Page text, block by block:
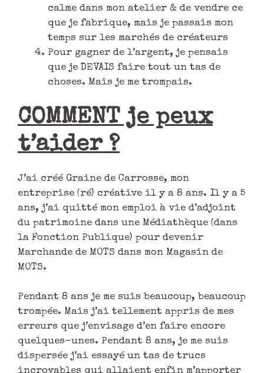
calme dans mon atelier & de vendre ce
que je fabrique, mais je passais mon
temps sur les marchés de créateurs
Pour gagner de l’argent, je pensais
que je DEVAIS faire tout un tas de
choses. Mais je me trompais.
COMMENT je peux
t’aider ?
J’ai créé Graine de Carrosse, mon
entreprise (ré) créative il y a 8 ans. Il y a 5
ans, j’ai quitté mon emploi à vie d’adjoint
du patrimoine dans une Médiathèque (dans
la Fonction Publique) pour devenir
Marchande de MOTS dans mon Magasin de
MOTS.
Pendant 8 ans je me suis beaucoup, beaucoup
trompée. Mais j’ai tellement appris de mes
erreurs que j’envisage d’en faire encore
quelques-unes. Pendant 8 ans, je me suis
dispersée j’ai essayé un tas de trucs